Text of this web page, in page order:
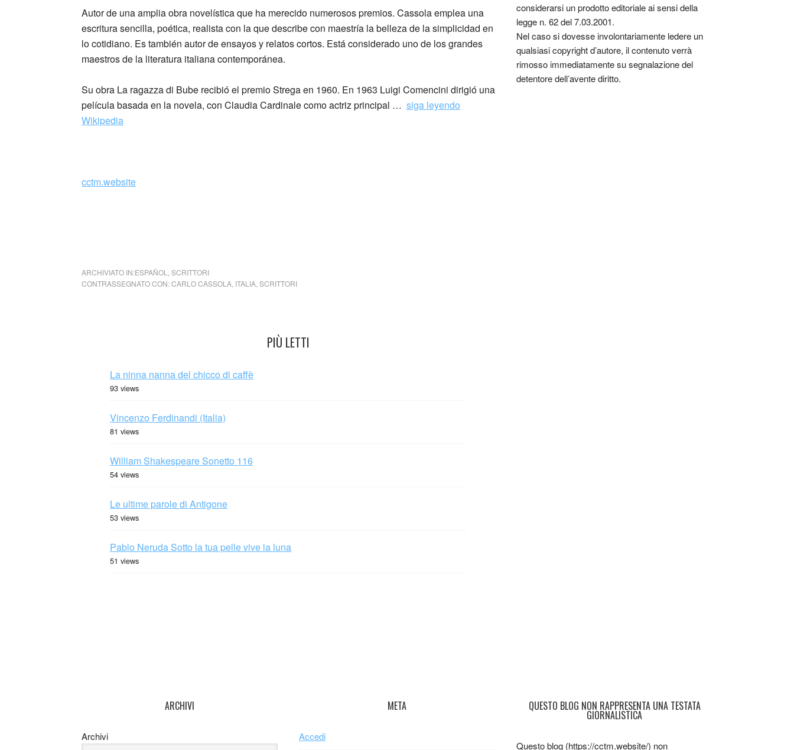
Autor de una amplia obra novelística que ha merecido numerosos premios. Cassola emplea una
escritura sencilla, poética, realista con la que describe con maestría la belleza de la simplicidad en
lo cotidiano. Es también autor de ensayos y relatos cortos. Está considerado uno de los grandes
maestros de la literatura italiana contemporánea.
Su obra La ragazza di Bube recibió el premio Strega en 1960. En 1963 Luigi Comencini dirigió una
película basada en la novela, con Claudia Cardinale como actriz principal … siga leyendo
Wikipedia
cctm.website
ARCHIVIATO IN:ESPAÑOL
SCRITTORI
CONTRASSEGNATO CON:CARLO CASSOLA ITALIA SCRITTORI
PIÙ LETTI
La ninna nanna del chicco di caffè
93 views
Vincenzo Ferdinandi (Italia)
81 views
William Shakespeare Sonetto 116
54 views
Le ultime parole di Antigone
53 views
Pablo Neruda Sotto la tua pelle vive la luna
51 views
considerarsi un prodotto editoriale ai sensi della
legge n. 62 del 7.03.2001.
Nel caso si dovesse involontariamente ledere un
qualsiasi copyright d’autore, il contenuto verrà
rimosso immediatamente su segnalazione del
detentore dell’avente diritto.
ARCHIVI
Archivi
META
Accedi
QUESTO BLOG NON RAPPRESENTA UNA TESTATA
GIORNALISTICA
Questo blog (https://cctm.website/) non